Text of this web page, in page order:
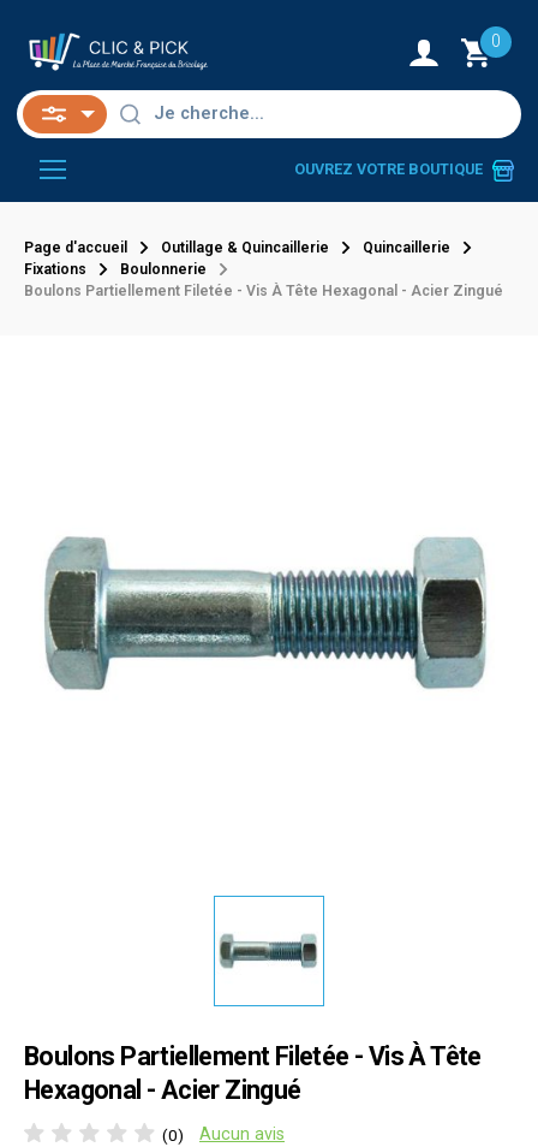
0
OUVREZ VOTRE BOUTIQUE
Page d'accueil Outillage & Quincaillerie
Quincaillerie
Fixations
Boulonnerie
Boulons Partiellement Filetée - Vis À Tête Hexagonal - Acier Zingué
Boulons Partiellement Filetée - Vis À Tête
Hexagonal - Acier Zingué
(0) Aucun avis